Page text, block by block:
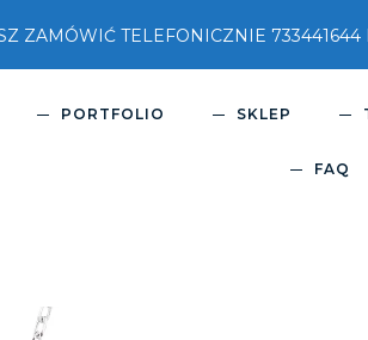
ZAMÓWIĆ TELEFONICZNIE
PORTFOLIO SKLEP
FAQ